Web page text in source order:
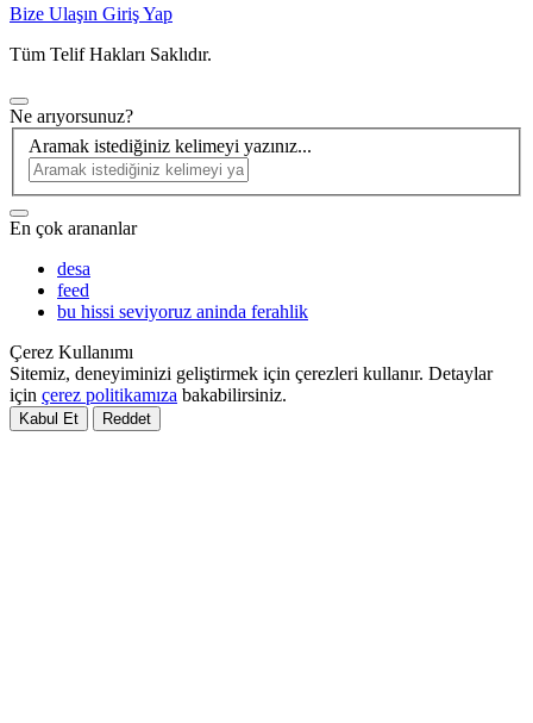
Bize Ulaşın Giriş Yap
Tüm Telif Hakları Saklıdır.
Ne arıyorsunuz?
Aramak istediğiniz kelimeyi yazınız...
En çok arananlar
desa
feed
bu hissi seviyoruz aninda ferahlik
Çerez Kullanımı
Sitemiz, deneyiminizi geliştirmek için çerezleri kullanır. Detaylar
için çerez politikamıza bakabilirsiniz.
Kabul Et Reddet